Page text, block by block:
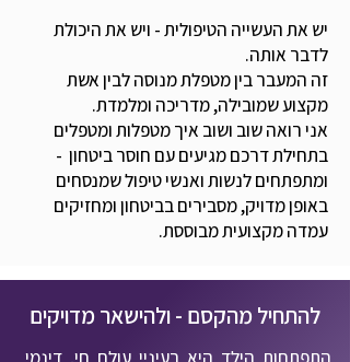
יש את העשייה הטיפולית - ויש את היכולת
לדבר אותה.
זה המעבר בין מטפלת מנוסה לבין אשת
מקצוע שמובילה, מדריכה ומלמדת.
אני רואה שוב ושוב איך מטפלות ומטפלים
בתחילת דרכם מגיעים עם חוסר ביטחון -
ומתפתחים לנשות ואנשי טיפול שמנסחים
באופן מדויק, מסבירים בביטחון ומחזיקים
עמדה מקצועית מבוססת.
להתחיל מהקסם - ולהישאר מדויקים